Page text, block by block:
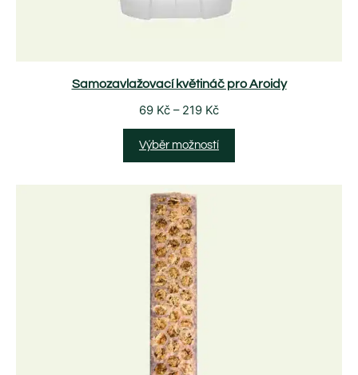
Samozavlažovací květináč pro Aroidy
69 Kč – 219 Kč
Výběr možností